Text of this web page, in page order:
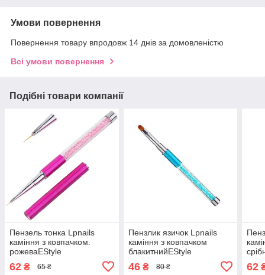
Умови повернення
Повернення товару впродовж 14 днів за домовленістю
Всі умови повернення
Подібні товари компанії
Пензель тонка Lpnails
каміння з ковпачком.
рожеваEStyle
62 ₴ 65 ₴
Пензлик язичок Lpnails
каміння з ковпачком
блакитнийEStyle
46₴ 80 ₴ 62